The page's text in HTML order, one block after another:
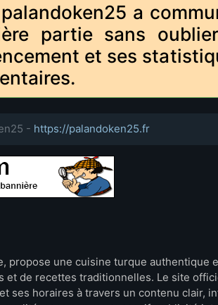
a
partie sans
et ses
- https://palandoken25.fr
propose une cuisine turque authentique
et de recettes traditionnelles. Le site
ses horaires à travers un contenu clair,